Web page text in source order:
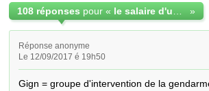
108 réponses pour « »
Réponse anonyme
Le 12/09/2017 é 19h50
Gign = groupe d'intervention de la